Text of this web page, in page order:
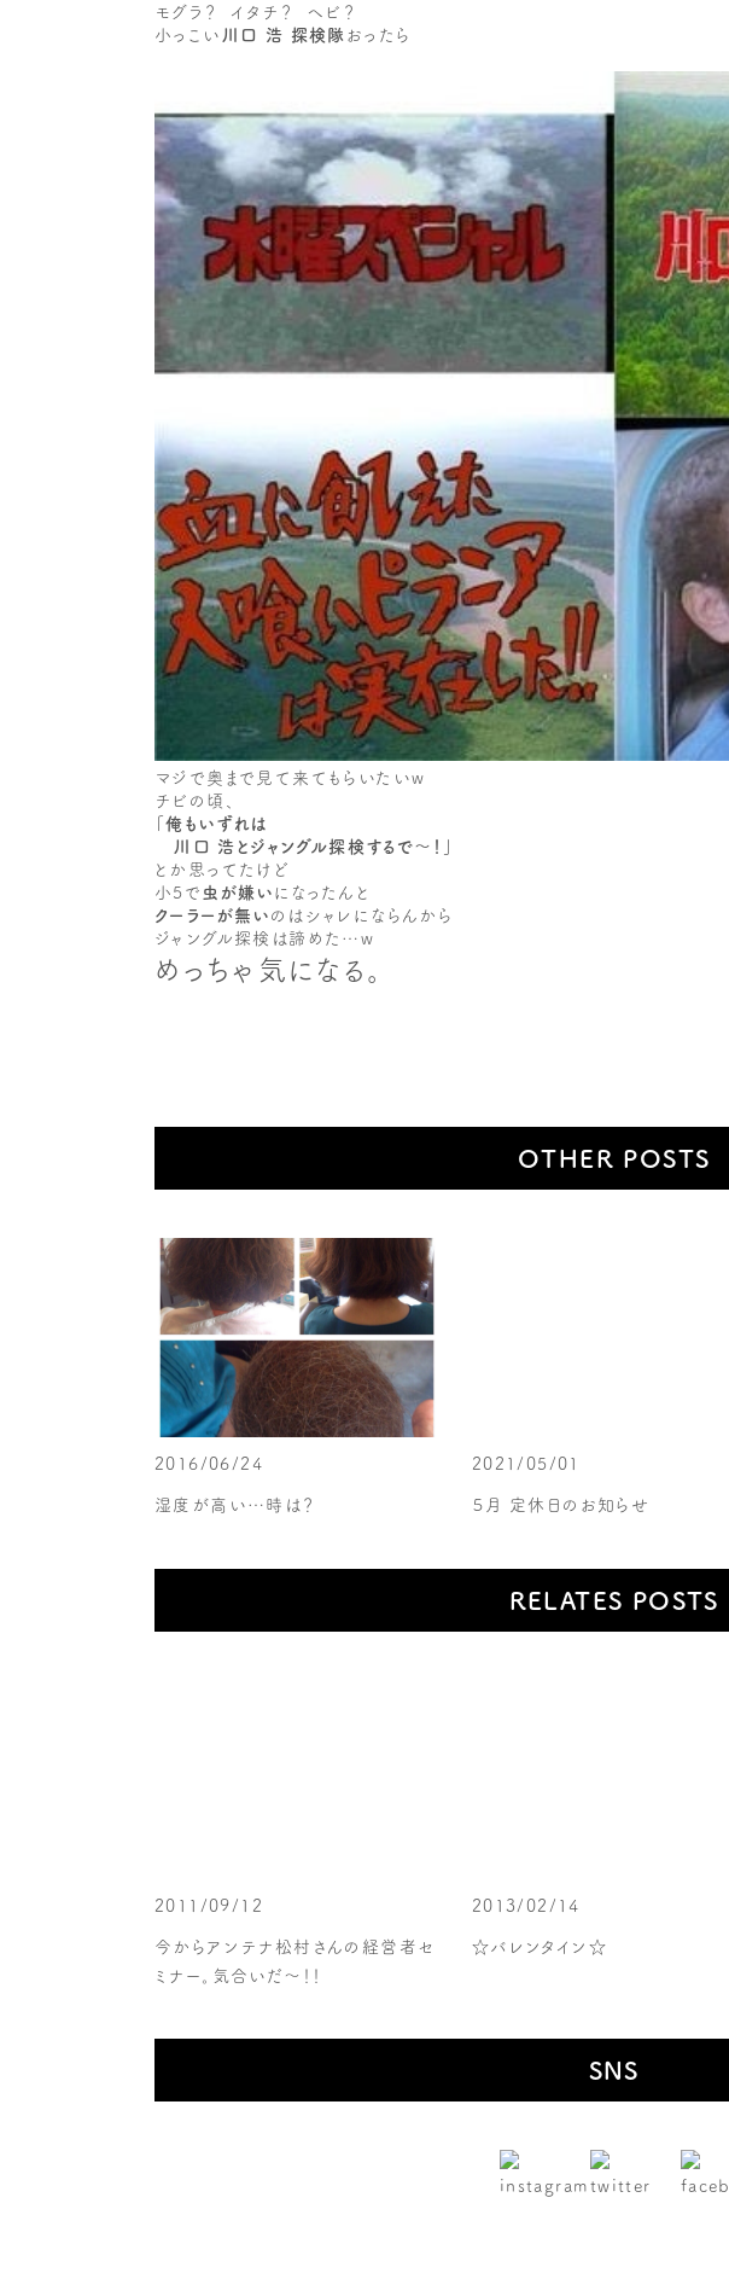
モグラ？ イタチ？ ヘビ？
小っこい 川口 浩 探検隊 おったら
マジで奥まで見て来てもらいたいw
チビの頃、
「俺もいずれは
川口 浩とジャングル探検するで〜！」
とか思ってたけど
小5で 虫が嫌い になったんと
クーラーが無い のはシャレにならんから
ジャングル探検は諦めた…w
めっちゃ気になる。
OTHER POSTS
2016/06/24
湿度が高い…時は？
2021/05/01
５月 定休日のお知らせ
RELATES POSTS
2011/09/12
今からアンテナ松村さんの経営者セ
ミナー。気合いだ〜！！
2013/02/14
☆バレンタイン☆
SNS